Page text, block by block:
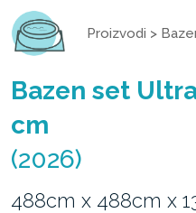
Proizvodi >
Bazen set
cm
(2026)
488cm x 488cm x